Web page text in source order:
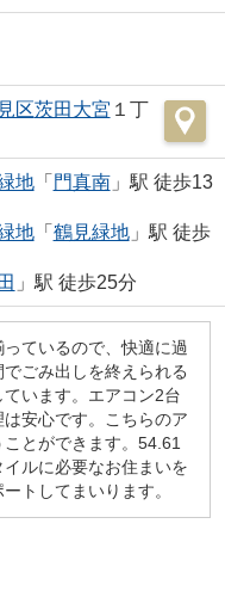
区茨田大宮 １丁
地「 門真南」駅 徒歩13
地「 鶴見緑地」駅 徒歩
」駅 徒歩25分
ているので、快適に過
ごみ出しを終えられる
います。エアコン2台
安心です。こちらのア
とができます。54.61
ルに必要なお住まいを
トしてまいります。